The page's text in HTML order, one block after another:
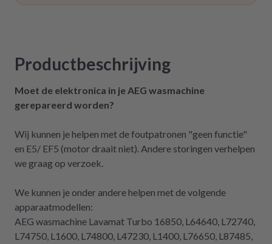
Productbeschrijving
Moet de elektronica in je AEG wasmachine
gerepareerd worden?
Wij kunnen je helpen met de foutpatronen "geen functie"
en E5/ EF5 (motor draait niet). Andere storingen verhelpen
we graag op verzoek.
We kunnen je onder andere helpen met de volgende
apparaatmodellen:
AEG wasmachine Lavamat Turbo 16850, L64640, L72740,
L74750, L1600, L74800, L47230, L1400, L76650, L87485,